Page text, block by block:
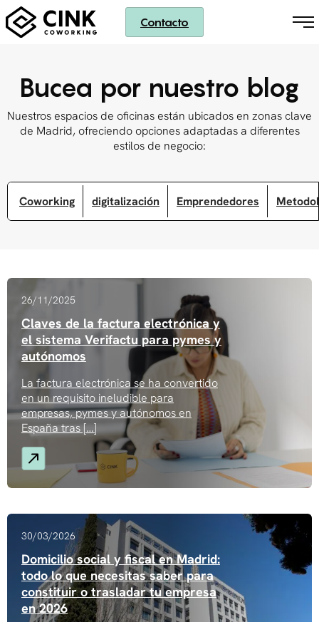
Contacto
Bucea por nuestro blog
Nuestros espacios de oficinas están ubicados en zonas clave
de Madrid, ofreciendo opciones adaptadas a diferentes
estilos de negocio:
Coworking digitalización Emprendedores
26/11/2025
Claves de la factura electrónica y
el sistema Verifactu para pymes y
autónomos
La factura electrónica se ha convertido
en un requisito ineludible para
empresas, pymes y autónomos en
España tras […]
30/03/2026
Domicilio social y fiscal en Madrid:
todo lo que necesitas saber para
constituir o trasladar tu empresa
en 2026